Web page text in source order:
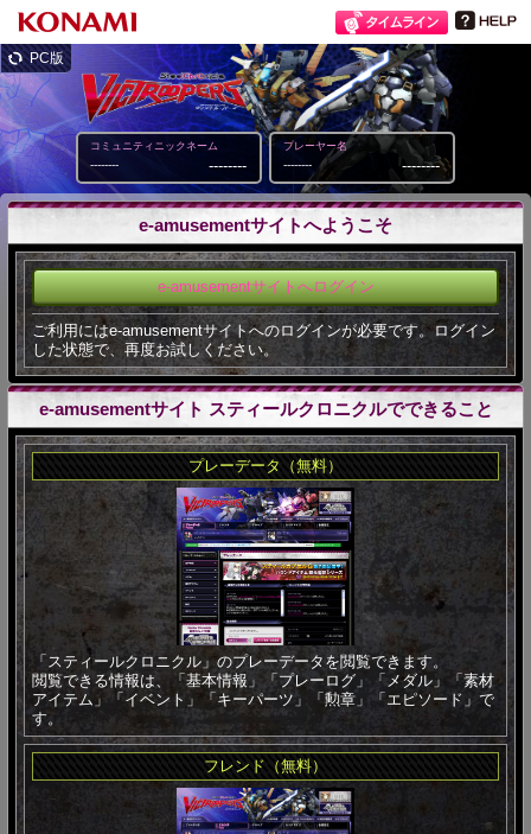
PC版
コミュニティニックネーム
-------- --------
プレーヤー名
-------- --------
e-amusementサイトへようこそ
e-amusementサイトへログイン
ご利用にはe-amusementサイトへのログインが必要です。ログイン
した状態で、再度お試しください。
e-amusementサイト スティールクロニクルでできること
プレーデータ（無料）
「スティールクロニクル」のプレーデータを閲覧できます。
閲覧できる情報は、「基本情報」「プレーログ」「メダル」「素材
アイテム」「イベント」「キーパーツ」「勲章」「エピソード」で
す。
フレンド（無料）